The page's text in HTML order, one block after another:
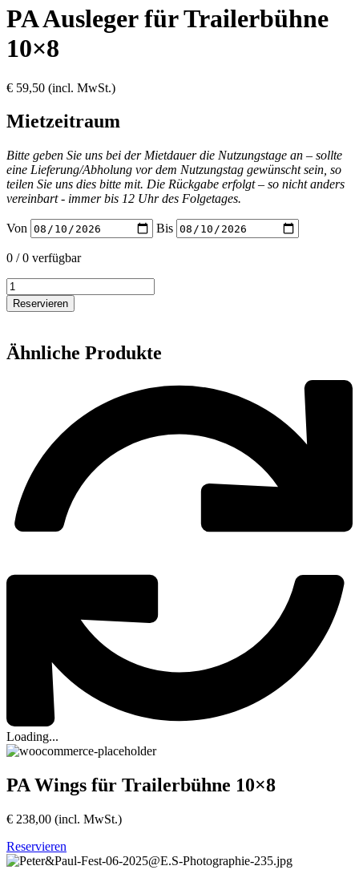
PA Ausleger für Trailerbühne
10×8
€ 59,50 (incl. MwSt.)
Mietzeitraum
Bitte geben Sie uns bei der Mietdauer die Nutzungstage an – sollte
eine Lieferung/Abholung vor dem Nutzungstag gewünscht sein, so
teilen Sie uns dies bitte mit. Die Rückgabe erfolgt – so nicht anders
vereinbart - immer bis 12 Uhr des Folgetages.
Von Bis
0 / 0 verfügbar
PA
Ausleger
für
10x8
Menge
Reservieren
Ähnliche Produkte
Loading...
PA Wings für Trailerbühne 10×8
€ 238,00 (incl. MwSt.)
Reservieren